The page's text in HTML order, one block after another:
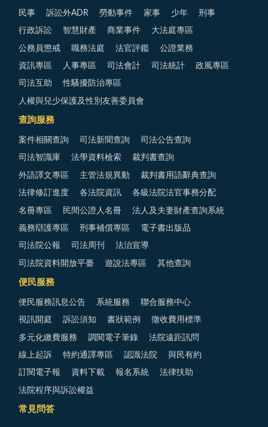
民事 訴訟外ADR 勞動事件 家事 少年 刑事
行政訴訟 智慧財產 商業事件 大法庭專區
公務員懲戒 職務法庭 法官評鑑 公證業務
資訊專區 人事專區 司法會計 司法統計 政風專區
司法互助 性騷擾防治專區
人權與兒少保護及性別友善委員會
查詢服務
案件相關查詢 司法新聞查詢 司法公告查詢
司法智識庫 法學資料檢索 裁判書查詢
外語譯文專區 主管法規異動 裁判書用語辭典查詢
法律修訂進度 各法院資訊 各級法院法官事務分配
名冊專區 民間公證人名冊 法人及夫妻財產查詢系統
義務辯護專區 刑事補償專區 電子書出版品
司法院公報 司法周刊 法治宣導
司法院資料開放平臺 遊說法專區 其他查詢
便民服務
便民服務訊息公告 系統服務 聯合服務中心
視訊開庭 訴訟須知 書狀範例 徵收費用標準
多元化繳費服務 調閱電子筆錄 法院遠距訊問
線上起訴 特約通譯專區 認識法院 與民有約
訂閱電子報 資料下載 報名系統 法律扶助
法院程序與訴訟權益
常見問答